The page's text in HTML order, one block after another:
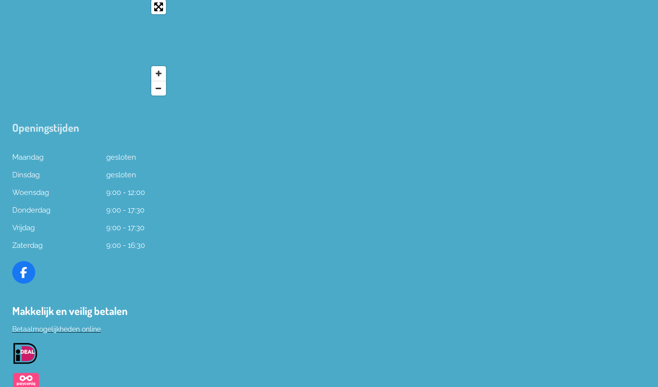
Openingstijden
Maandag
gesloten
Dinsdag
gesloten
Woensdag
9:00 - 12:00
Donderdag
9:00 - 17:30
Vrijdag
9:00 - 17:30
Zaterdag
9:00 - 16:30
F
e
o
o
k
Makkelijk en veilig betalen
Betaalmogelijkheden online